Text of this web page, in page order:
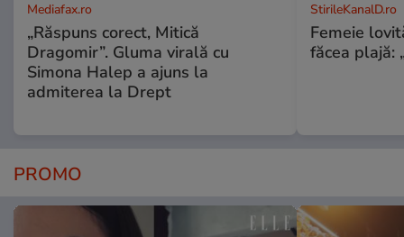
Mediafax.ro
„Răspuns corect, Mitică
Dragomir”. Gluma virală cu
Simona Halep a ajuns la
admiterea la Drept
StirileKanalD.ro
Femeie
făcea plajă:
PROMO